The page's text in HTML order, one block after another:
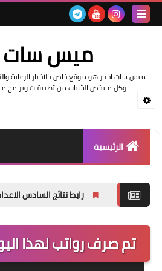
ميس سات
ميس سات اخبار هو موقع خاص بالاخبار الرعاية
وكل مايخص الشباب من تطبيقات وبرامج
الرئيسية
رابط نتائج السادس الاعدادي 2026 الدور الاول في العراق | موقع نتائجنا
تم صرف رواتب لهذا اليوم